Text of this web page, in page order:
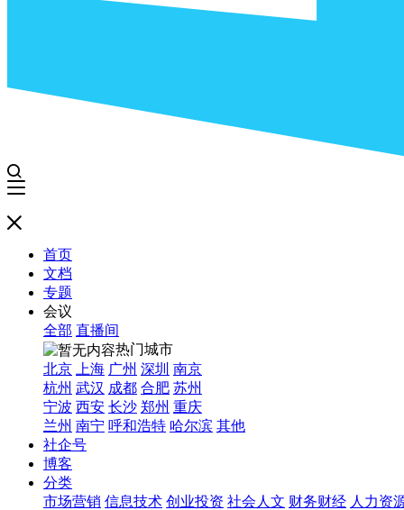
首页
文档
专题
会议
全部 直播间
热门城市
北京
上海 广州 深圳 南京
杭州 武汉 成都 合肥 苏州
宁波 西安 长沙 郑州 重庆
兰州 南宁 呼和浩特 哈尔滨 其他
社企号
博客
分类
市场营销 信息技术 创业投资 社会人文 财务财经 人力资